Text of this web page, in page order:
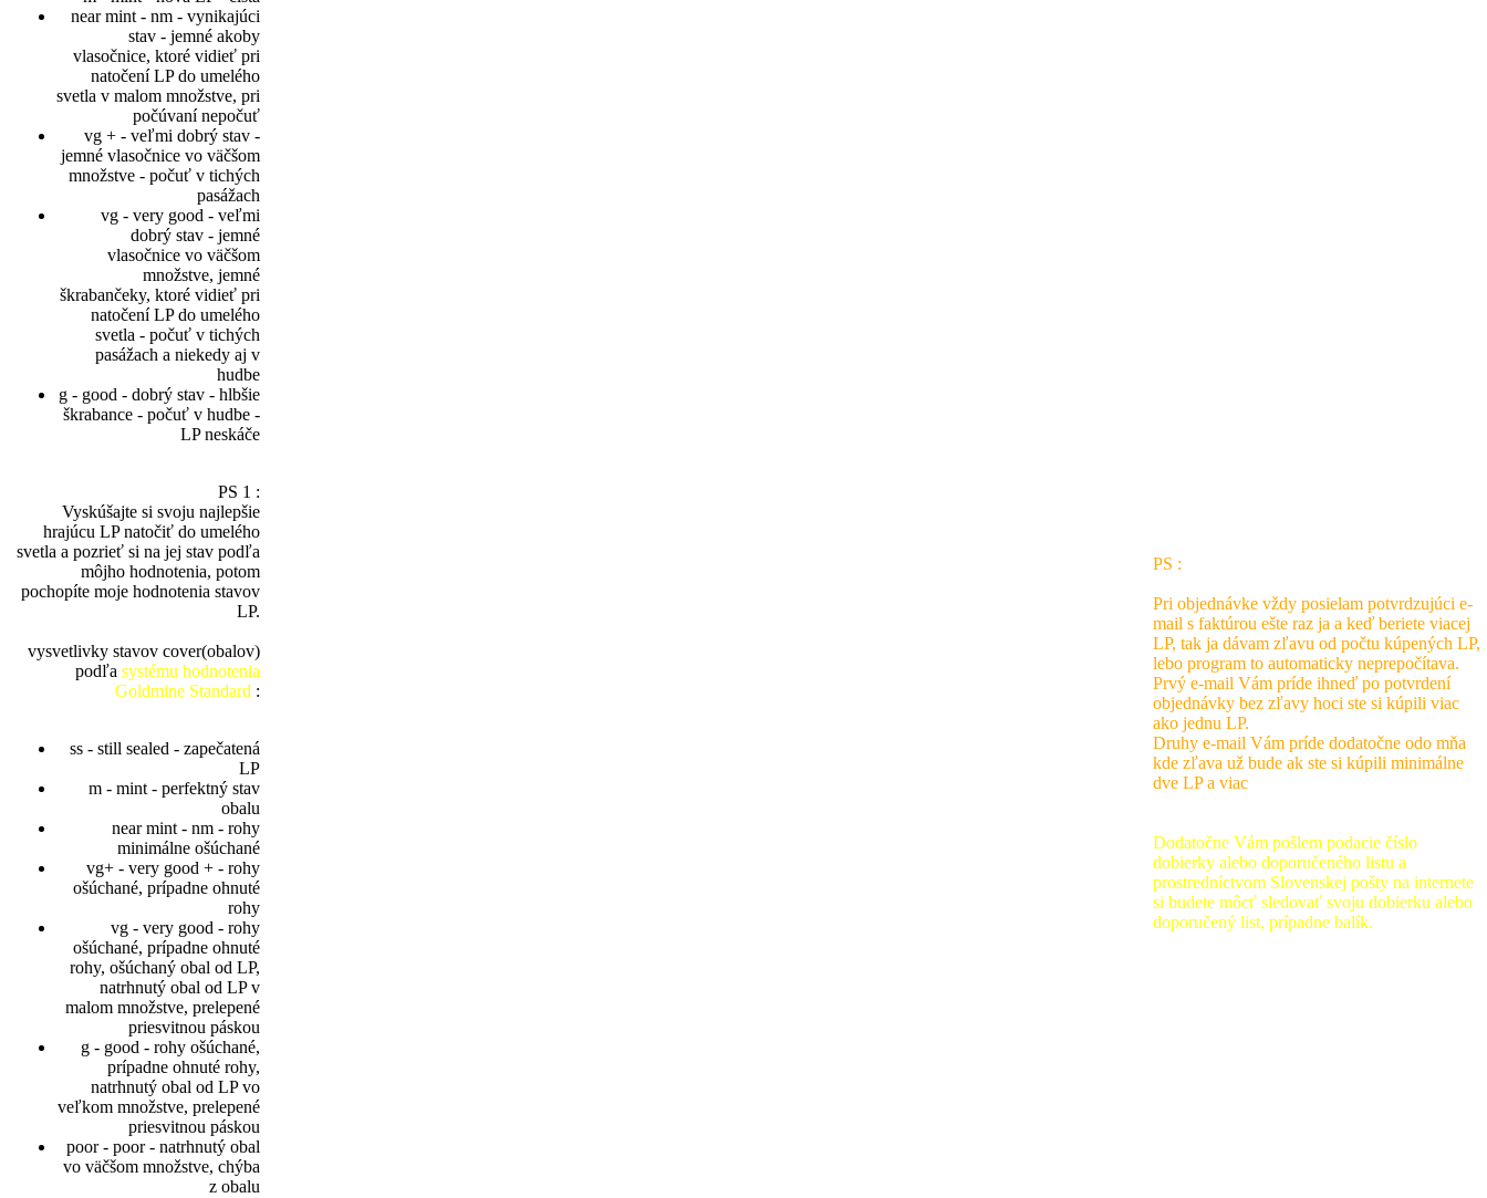
near mint - nm - vynikajúci
stav - jemné akoby
vlasočnice, ktoré vidieť pri
natočení LP do umelého
svetla v malom množstve, pri
počúvaní nepočuť
vg + - veľmi dobrý stav -
jemné vlasočnice vo väčšom
množstve - počuť v tichých
pasážach
vg - very good - veľmi
dobrý stav - jemné
vlasočnice vo väčšom
množstve, jemné
škrabančeky, ktoré vidieť pri
natočení LP do umelého
svetla - počuť v tichých
pasážach a niekedy aj v
hudbe
g - good - dobrý stav - hlbšie
škrabance - počuť v hudbe -
LP neskáče
PS 1 :
Vyskúšajte si svoju najlepšie
hrajúcu LP natočiť do umelého
svetla a pozrieť si na jej stav podľa
môjho hodnotenia, potom
pochopíte moje hodnotenia stavov
LP.
vysvetlivky stavov cover(obalov)
podľa systému hodnotenia
Goldmine Standard :
ss - still sealed - zapečatená
LP
m - mint - perfektný stav
obalu
near mint - nm - rohy
minimálne ošúchané
vg+ - very good + - rohy
ošúchané, prípadne ohnuté
rohy
vg - very good - rohy
ošúchané, prípadne ohnuté
rohy, ošúchaný obal od LP,
natrhnutý obal od LP v
malom množstve, prelepené
priesvitnou páskou
g - good - rohy ošúchané,
prípadne ohnuté rohy,
natrhnutý obal od LP vo
veľkom množstve, prelepené
priesvitnou páskou
poor - poor - natrhnutý obal
vo väčšom množstve, chýba
z obalu
PS :
Pri objednávke vždy posielam potvrdzujúci e-
mail s faktúrou ešte raz ja a keď beriete viacej
LP, tak ja dávam zľavu od počtu kúpených LP,
lebo program to automaticky neprepočítava.
Prvý e-mail Vám príde ihneď po potvrdení
objednávky bez zľavy hoci ste si kúpili viac
ako jednu LP.
Druhy e-mail Vám príde dodatočne odo mňa
kde zľava už bude ak ste si kúpili minimálne
dve LP a viac
Dodatočne Vám pošlem podacie číslo
dobierky alebo doporučeného listu a
prostredníctvom Slovenskej pošty na internete
si budete môcť sledovať svoju dobierku alebo
doporučený list, prípadne balík.